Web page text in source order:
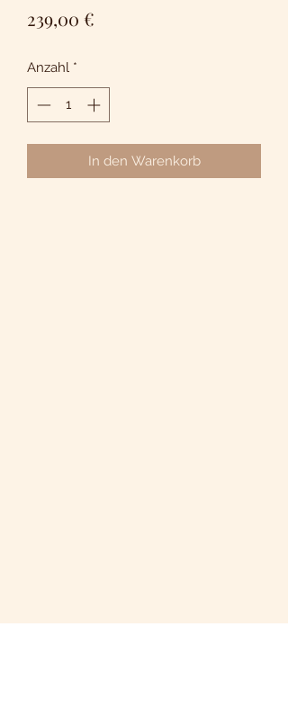
239,00 €
Anzahl *
In den Warenkorb